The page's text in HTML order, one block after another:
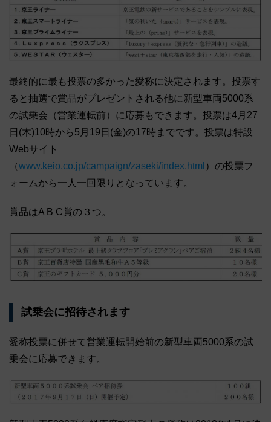
最終的に最も投票の多かった愛称に決定されます。投票す
ると抽選で賞品がプレゼントされる他に新型車両5000系
の試乗会（営業運転前）に応募もできます。投票は4月27
日(木)10時から5月19日(金)の17時までです。投票は特設
Webサイト
（www.keio.co.jp/campaign/zaseki/index.html ）の投票フ
ォームから一人一回限りとなっています。
賞品はA B C賞の３つ。
試乗会に招待されます
愛称投票に併せて営業運転開始前の新型車両5000系の試
乗会に応募できます。